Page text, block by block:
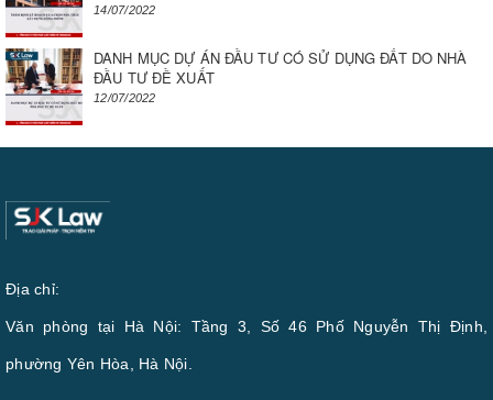
14/07/2022
DANH MỤC DỰ ÁN ĐẦU TƯ CÓ SỬ DỤNG ĐẤT DO NHÀ
ĐẦU TƯ ĐỀ XUẤT
12/07/2022
Địa chỉ:
Văn phòng tại Hà Nội: Tầng 3, Số 46 Phố Nguyễn Thị Định,
phường Yên Hòa, Hà Nội.